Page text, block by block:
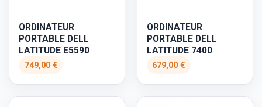
ORDINATEUR
PORTABLE DELL
LATITUDE E5590
749,00 €
ORDINATEUR
PORTABLE DELL
LATITUDE 7400
679,00 €